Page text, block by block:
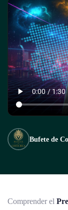
Bufete de
Comprender el